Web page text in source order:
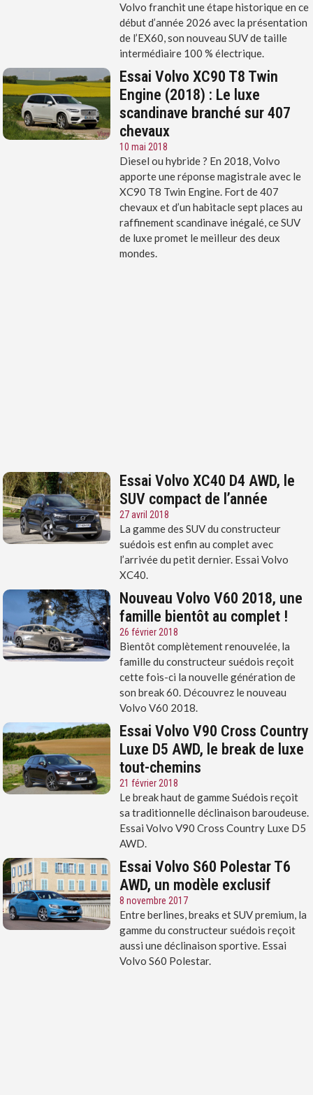
Volvo franchit une étape historique en ce
début d’année 2026 avec la présentation
de l’EX60, son nouveau SUV de taille
intermédiaire 100 % électrique.
Essai Volvo XC90 T8 Twin
Engine (2018) : Le luxe
scandinave branché sur 407
chevaux
10 mai 2018
Diesel ou hybride ? En 2018, Volvo
apporte une réponse magistrale avec le
XC90 T8 Twin Engine. Fort de 407
chevaux et d’un habitacle sept places au
raffinement scandinave inégalé, ce SUV
de luxe promet le meilleur des deux
mondes.
Essai Volvo XC40 D4 AWD, le
SUV compact de l’année
27 avril 2018
La gamme des SUV du constructeur
suédois est enfin au complet avec
l’arrivée du petit dernier. Essai Volvo
XC40.
Nouveau Volvo V60 2018, une
famille bientôt au complet !
26 février 2018
Bientôt complètement renouvelée, la
famille du constructeur suédois reçoit
cette fois-ci la nouvelle génération de
son break 60. Découvrez le nouveau
Volvo V60 2018.
Essai Volvo V90 Cross Country
Luxe D5 AWD, le break de luxe
tout-chemins
21 février 2018
Le break haut de gamme Suédois reçoit
sa traditionnelle déclinaison baroudeuse.
Essai Volvo V90 Cross Country Luxe D5
AWD.
Essai Volvo S60 Polestar T6
AWD, un modèle exclusif
8 novembre 2017
Entre berlines, breaks et SUV premium, la
gamme du constructeur suédois reçoit
aussi une déclinaison sportive. Essai
Volvo S60 Polestar.